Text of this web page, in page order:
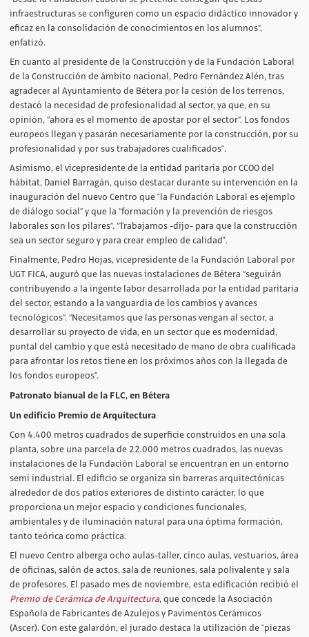
infraestructuras se configuren como un espacio didáctico innovador y
eficaz en la consolidación de conocimientos en los alumnos”,
enfatizó.
En cuanto al presidente de la Construcción y de la Fundación Laboral
de la Construcción de ámbito nacional, Pedro Fernández Alén, tras
agradecer al Ayuntamiento de Bétera por la cesión de los terrenos,
destacó la necesidad de profesionalidad al sector, ya que, en su
opinión, “ahora es el momento de apostar por el sector”. Los fondos
europeos llegan y pasarán necesariamente por la construcción, por su
profesionalidad y por sus trabajadores cualificados".
Asimismo, el vicepresidente de la entidad paritaria por CCOO del
hábitat, Daniel Barragán, quiso destacar durante su intervención en la
inauguración del nuevo Centro que "la Fundación Laboral es ejemplo
de diálogo social” y que la “formación y la prevención de riesgos
laborales son los pilares”. “Trabajamos -dijo- para que la construcción
sea un sector seguro y para crear empleo de calidad".
Finalmente, Pedro Hojas, vicepresidente de la Fundación Laboral por
UGT FICA, auguró que las nuevas instalaciones de Bétera “seguirán
contribuyendo a la ingente labor desarrollada por la entidad paritaria
del sector, estando a la vanguardia de los cambios y avances
tecnológicos”. “Necesitamos que las personas vengan al sector, a
desarrollar su proyecto de vida, en un sector que es modernidad,
puntal del cambio y que está necesitado de mano de obra cualificada
para afrontar los retos tiene en los próximos años con la llegada de
los fondos europeos”.
Patronato bianual de la FLC, en Bétera
Un edificio Premio de Arquitectura
Con 4.400 metros cuadrados de superficie construidos en una sola
planta, sobre una parcela de 22.000 metros cuadrados, las nuevas
instalaciones de la Fundación Laboral se encuentran en un entorno
semi industrial. El edificio se organiza sin barreras arquitectónicas
alrededor de dos patios exteriores de distinto carácter, lo que
proporciona un mejor espacio y condiciones funcionales,
ambientales y de iluminación natural para una óptima formación,
tanto teórica como práctica.
El nuevo Centro alberga ocho aulas-taller, cinco aulas, vestuarios, área
de oficinas, salón de actos, sala de reuniones, sala polivalente y sala
de profesores. El pasado mes de noviembre, esta edificación recibió el
Premio de Cerámica de Arquitectura, que concede la Asociación
Española de Fabricantes de Azulejos y Pavimentos Cerámicos
(Ascer). Con este galardón, el jurado destaca la utilización de "piezas